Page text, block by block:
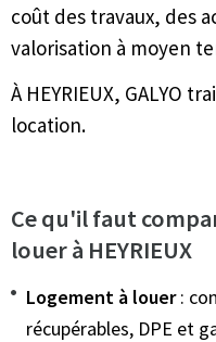
coût des travaux, des
valorisation à moyen
À HEYRIEUX, GALYO
location.
Ce qu'il faut
louer à HEYRIEUX
Logement à louer:
récupérables, DPE et